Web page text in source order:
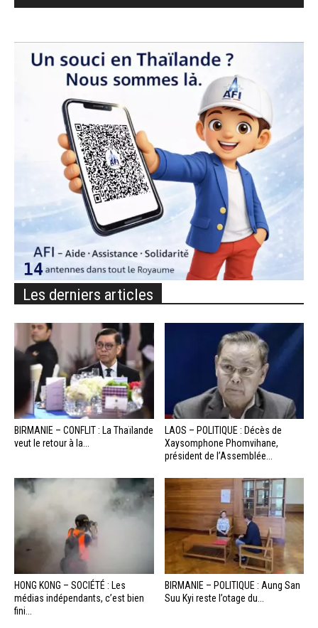
Les derniers articles
BIRMANIE – CONFLIT : La Thaïlande
veut le retour à la...
LAOS – POLITIQUE : Décès de
Xaysomphone Phomvihane,
président de l’Assemblée...
HONG KONG – SOCIÉTÉ : Les
médias indépendants, c’est bien
fini...
BIRMANIE – POLITIQUE : Aung San
Suu Kyi reste l’otage du...